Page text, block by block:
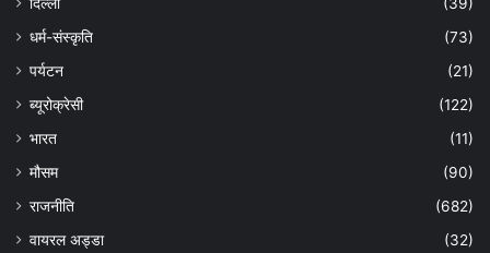
धर्म-संस्कृति
(73)
पर्यटन
(21)
ब्यूरोक्रेसी
(122)
भारत
(11)
मौसम
(90)
राजनीति
(682)
वायरल अड्डा
(32)